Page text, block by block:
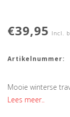
€39,95 Incl.
Artikelnummer:
Mooie winterse
Lees meer..